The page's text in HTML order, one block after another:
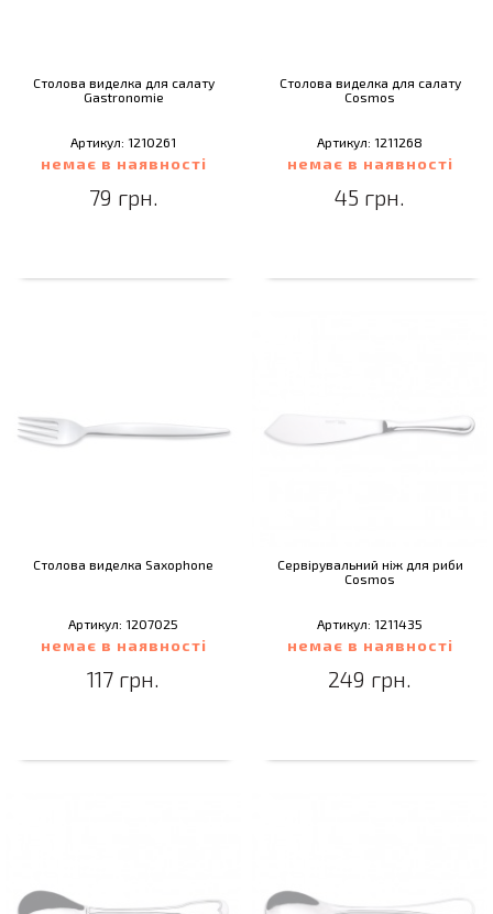
Столова виделка для салату
Gastronomie
Артикул: 1210261
немає в наявності
79 грн.
Столова виделка для салату
Cosmos
Артикул: 1211268
немає в наявності
45 грн.
Столова виделка Saxophone
Артикул: 1207025
немає в наявності
117 грн.
Сервірувальний ніж для риби
Cosmos
Артикул: 1211435
немає в наявності
249 грн.